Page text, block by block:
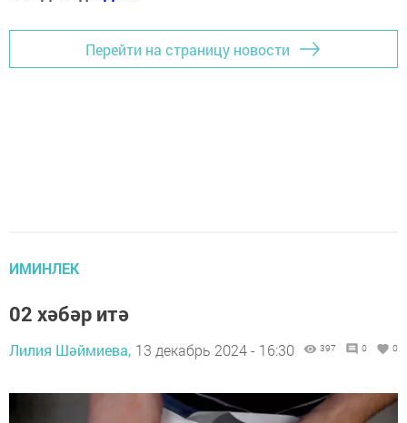
Перейти на страницу новости
ИМИНЛЕК
02 хәбәр итә
Лилия Шәймиева, 13 декабрь 2024 - 16:30 397 0 0